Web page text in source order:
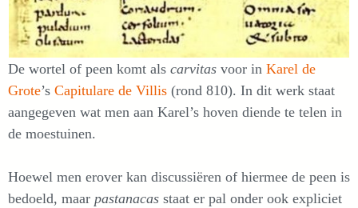
De wortel of peen komt als carvitas voor in Karel de
Grote’s Capitulare de Villis (rond 810). In dit werk staat
aangegeven wat men aan Karel’s hoven diende te telen in
de moestuinen.
Hoewel men erover kan discussiëren of hiermee de peen is
bedoeld, maar pastanacas staat er pal onder ook expliciet